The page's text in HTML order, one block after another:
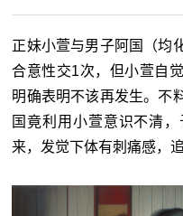
正妹小萱与男子阿国（均
合意性交1次，但小萱自
明确表明不该再发生。不
国竟利用小萱意识不清
来，发觉下体有刺痛感，